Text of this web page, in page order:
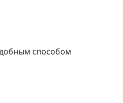
способом